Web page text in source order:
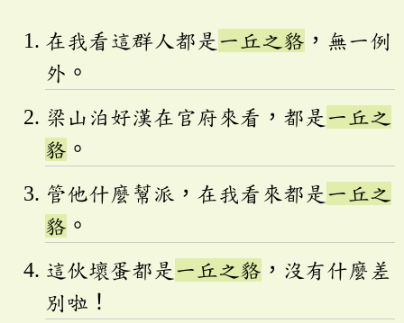
在我看這群人都是 一丘之貉 ，無一例
外。
梁山泊好漢在官府來看，都是 一丘之
貉 。
管他什麼幫派，在我看來都是 一丘之
貉 。
這伙壞蛋都是 一丘之貉 ，沒有什麼差
別啦！